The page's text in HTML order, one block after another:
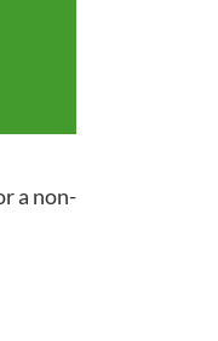
a non-